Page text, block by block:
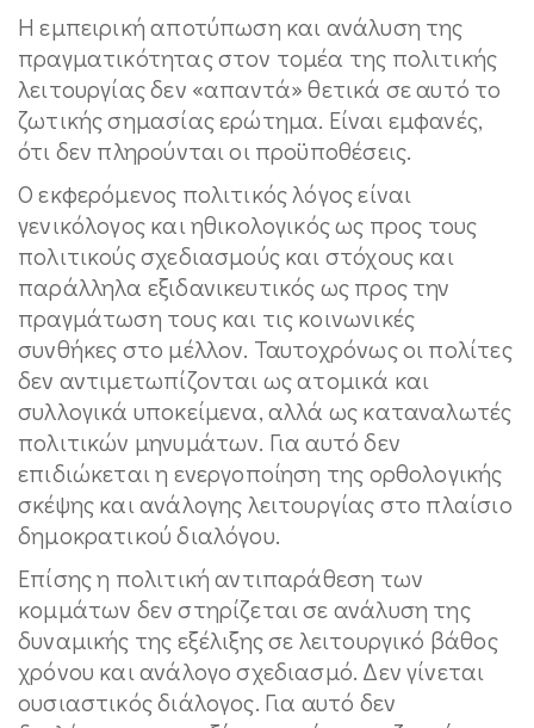
Η εμπειρική αποτύπωση και ανάλυση της
πραγματικότητας στον τομέα της πολιτικής
λειτουργίας δεν «απαντά» θετικά σε αυτό το
ζωτικής σημασίας ερώτημα. Είναι εμφανές,
ότι δεν πληρούνται οι προϋποθέσεις.
Ο εκφερόμενος πολιτικός λόγος είναι
γενικόλογος και ηθικολογικός ως προς τους
πολιτικούς σχεδιασμούς και στόχους και
παράλληλα εξιδανικευτικός ως προς την
πραγμάτωση τους και τις κοινωνικές
συνθήκες στο μέλλον. Ταυτοχρόνως οι πολίτες
δεν αντιμετωπίζονται ως ατομικά και
συλλογικά υποκείμενα, αλλά ως καταναλωτές
πολιτικών μηνυμάτων. Για αυτό δεν
επιδιώκεται η ενεργοποίηση της ορθολογικής
σκέψης και ανάλογης λειτουργίας στο πλαίσιο
δημοκρατικού διαλόγου.
Επίσης η πολιτική αντιπαράθεση των
κομμάτων δεν στηρίζεται σε ανάλυση της
δυναμικής της εξέλιξης σε λειτουργικό βάθος
χρόνου και ανάλογο σχεδιασμό. Δεν γίνεται
ουσιαστικός διάλογος. Για αυτό δεν